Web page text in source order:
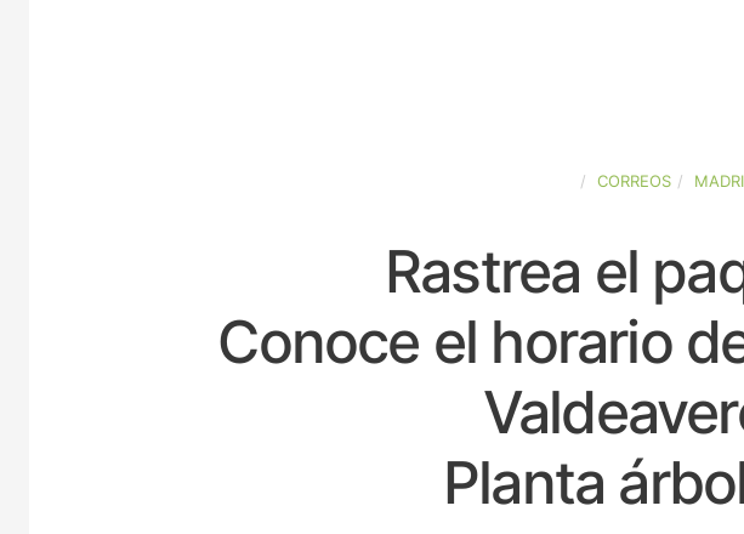
CORREOS
Rastrea el
Conoce el horario
Planta